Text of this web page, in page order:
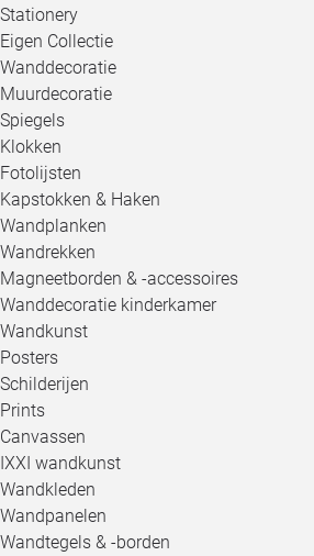
Stationery
Eigen Collectie
Wanddecoratie
Muurdecoratie
Spiegels
Klokken
Fotolijsten
Kapstokken & Haken
Wandplanken
Wandrekken
Magneetborden & -accessoires
Wanddecoratie kinderkamer
Wandkunst
Posters
Schilderijen
Prints
Canvassen
IXXI wandkunst
Wandkleden
Wandpanelen
Wandtegels & -borden